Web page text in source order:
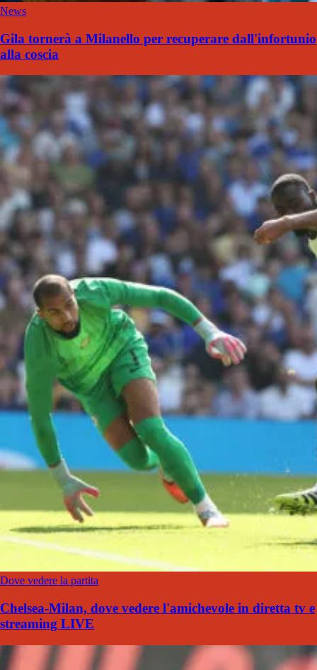
News
Gila tornerà a Milanello per recuperare dall'infortunio
alla coscia
Dove vedere la partita
Chelsea-Milan, dove vedere l'amichevole in diretta tv e
streaming LIVE